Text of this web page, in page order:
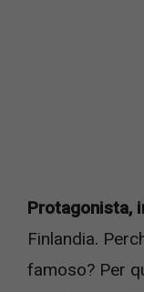
Protagonista,
Finlandia.
famoso? Per